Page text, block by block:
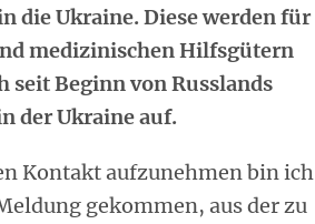
die Ukraine. Diese werden für
medizinischen Hilfsgütern
seit Beginn von Russlands
der Ukraine auf.
Kontakt aufzunehmen bin ich
gekommen, aus der zu